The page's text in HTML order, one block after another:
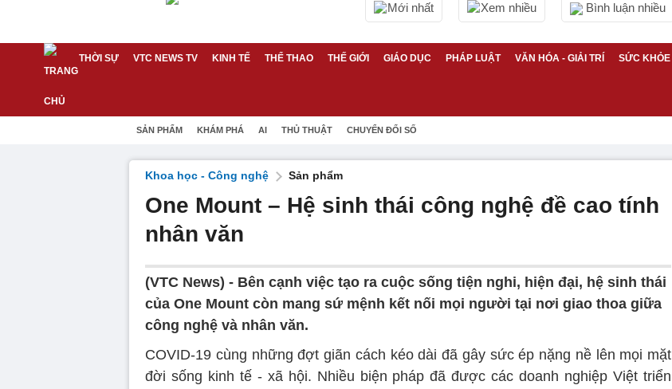
Mới nhất Xem nhiều Bình luận nhiều
THỜI SỰ VTC NEWS TV KINH TẾ THỂ THAO THẾ GIỚI GIÁO DỤC PHÁP LUẬT VĂN HÓA - GIẢI TRÍ SỨC KHỎE
SẢN PHẨM KHÁM PHÁ AI THỦ THUẬT CHUYỂN ĐỔI SỐ
Khoa học - Công nghệ Sản phẩm
One Mount – Hệ sinh thái công nghệ đề cao tính
nhân văn
(VTC News) - Bên cạnh việc tạo ra cuộc sống tiện nghi, hiện đại, hệ sinh thái
của One Mount còn mang sứ mệnh kết nối mọi người tại nơi giao thoa giữa
công nghệ và nhân văn.
COVID-19 cùng những đợt giãn cách kéo dài đã gây sức ép nặng nề lên mọi mặt
đời sống kinh tế - xã hội. Nhiều biện pháp đã được các doanh nghiệp Việt triển